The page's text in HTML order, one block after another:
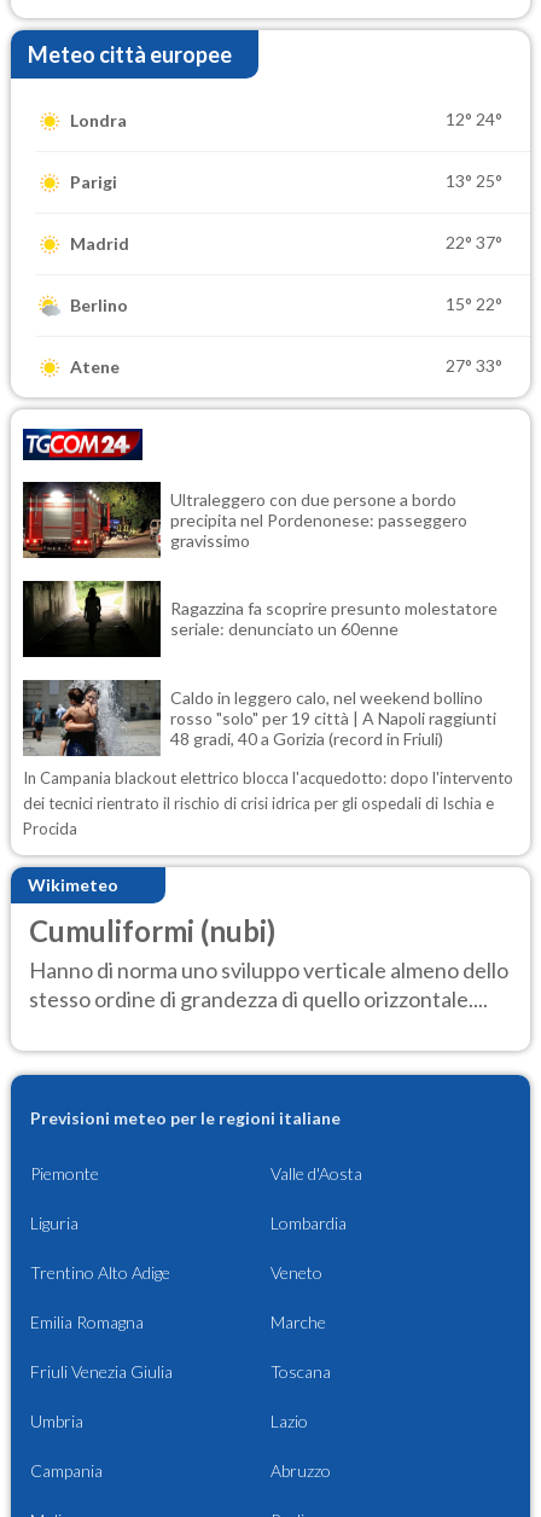
Meteo città europee
Londra 12° 24°
Parigi 13° 25°
Madrid 22° 37°
Berlino 15° 22°
Atene 27° 33°
Ultraleggero con due persone a bordo
precipita nel Pordenonese: passeggero
gravissimo
Ragazzina fa scoprire presunto molestatore
seriale: denunciato un 60enne
Caldo in leggero calo, nel weekend bollino
rosso "solo" per 19 città | A Napoli raggiunti
48 gradi, 40 a Gorizia (record in Friuli)
In Campania blackout elettrico blocca l'acquedotto: dopo l'intervento
dei tecnici rientrato il rischio di crisi idrica per gli ospedali di Ischia e
Procida
Wikimeteo
Cumuliformi (nubi)
Hanno di norma uno sviluppo verticale almeno dello
stesso ordine di grandezza di quello orizzontale....
Previsioni meteo per le regioni italiane
Piemonte Valle d'Aosta
Liguria Lombardia
Trentino Alto Adige Veneto
Emilia Romagna Marche
Friuli Venezia Giulia Toscana
Umbria Lazio
Campania Abruzzo